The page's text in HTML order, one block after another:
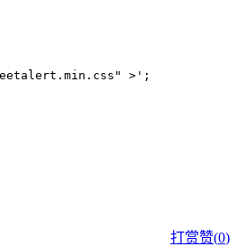
>';
打赏赞(0)